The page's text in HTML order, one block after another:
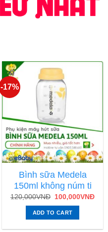
-17%
Bình sữa Medela
150ml không núm ti
120,000VNĐ 100,000VNĐ
ADD TO CART